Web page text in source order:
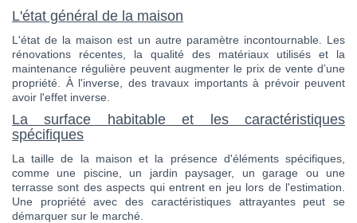
L'état général de la maison
L'état de la maison est un autre paramètre incontournable. Les
rénovations récentes, la qualité des matériaux utilisés et la
maintenance régulière peuvent augmenter le prix de vente d’une
propriété. À l'inverse, des travaux importants à prévoir peuvent
avoir l'effet inverse.
La surface habitable et les caractéristiques
spécifiques
La taille de la maison et la présence d'éléments spécifiques,
comme une piscine, un jardin paysager, un garage ou une
terrasse sont des aspects qui entrent en jeu lors de l'estimation.
Une propriété avec des caractéristiques attrayantes peut se
démarquer sur le marché.